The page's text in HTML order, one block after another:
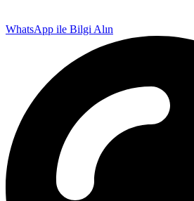
WhatsApp ile Bilgi Alın